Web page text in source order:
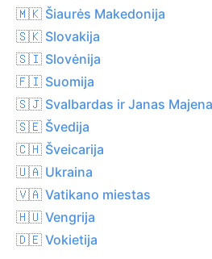
🇲🇰 Šiaurės Makedonija
🇸🇰 Slovakija
🇸🇮 Slovėnija
🇫🇮 Suomija
🇸🇯 Svalbardas ir Janas
🇸🇪 Švedija
🇨🇭 Šveicarija
🇺🇦 Ukraina
🇻🇦 Vatikano miestas
🇭🇺 Vengrija
🇩🇪 Vokietija